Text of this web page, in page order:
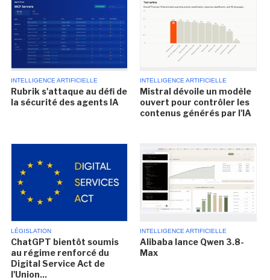
INTELLIGENCE ARTIFICIELLE
Rubrik s'attaque au défi de
la sécurité des agents IA
INTELLIGENCE ARTIFICIELLE
Mistral dévoile un modèle
ouvert pour contrôler les
contenus générés par l'IA
LÉGISLATION
ChatGPT bientôt soumis
au régime renforcé du
Digital Service Act de
l'Union...
INTELLIGENCE ARTIFICIELLE
Alibaba lance Qwen 3.8-
Max